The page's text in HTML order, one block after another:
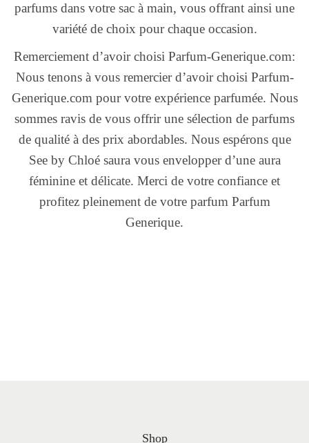
parfums dans votre sac à main, vous offrant ainsi une
variété de choix pour chaque occasion.
Remerciement d’avoir choisi Parfum-Generique.com:
Nous tenons à vous remercier d’avoir choisi Parfum-
Generique.com pour votre expérience parfumée. Nous
sommes ravis de vous offrir une sélection de parfums
de qualité à des prix abordables. Nous espérons que
See by Chloé saura vous envelopper d’une aura
féminine et délicate. Merci de votre confiance et
profitez pleinement de votre parfum Parfum
Generique.
Shop